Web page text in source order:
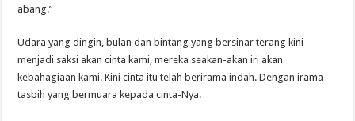
abang.”
Udara yang dingin, bulan dan bintang yang bersinar terang kini
menjadi saksi akan cinta kami, mereka seakan-akan iri akan
kebahagiaan kami. Kini cinta itu telah berirama indah. Dengan irama
tasbih yang bermuara kepada cinta-Nya.